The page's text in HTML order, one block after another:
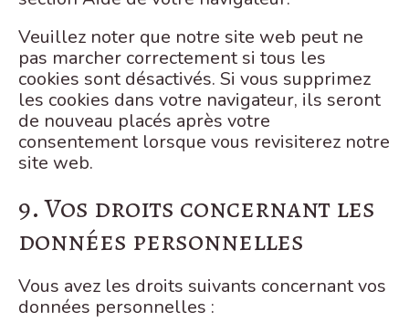
Veuillez noter que notre site web peut ne
pas marcher correctement si tous les
cookies sont désactivés. Si vous supprimez
les cookies dans votre navigateur, ils seront
de nouveau placés après votre
consentement lorsque vous revisiterez notre
site web.
9. Vos droits concernant les
données personnelles
Vous avez les droits suivants concernant vos
données personnelles :